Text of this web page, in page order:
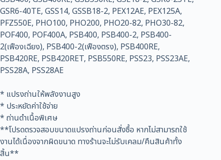
GSR6-40TE, GSS14, GSSB18-2, PEX12AE, PEX125A,
PFZ550E, PHO100, PHO200, PHO20-82, PHO30-82,
POF400, POF400A, PSB400, PSB400-2, PSB400-
2(เฟืองเฉียง), PSB400-2(เฟืองตรง), PSB400RE,
PSB420RE, PSB420RET, PSB550RE, PSS23, PSS23AE,
PSS28A, PSS28AE
* แปรงถ่านให้พลังงานสูง
* ประหยัดค่าใช้จ่าย
* ถ่านดำเนื้อพิเศษ
**โปรดตรวจสอบขนาดแปรงถ่านก่อนสั่งซื้อ หากไม่สามารถใช้
งานได้เนื่องจากผิดขนาด ทางร้านจะไม่รับเคลม/คืนสินค้าทั้ง
สิ้น**